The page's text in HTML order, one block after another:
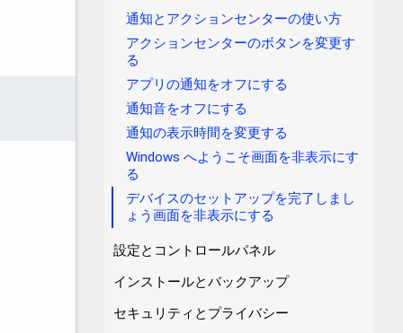
通知とアクションセンターの使い方
アクションセンターのボタンを変更す
る
アプリの通知をオフにする
通知音をオフにする
通知の表示時間を変更する
Windows へようこそ画面を非表示にす
る
デバイスのセットアップを完了しまし
ょう画面を非表示にする
設定とコントロールパネル
インストールとバックアップ
セキュリティとプライバシー